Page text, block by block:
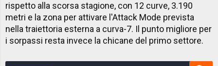
rispetto alla scorsa stagione, con 12 curve, 3.190
metri e la zona per attivare l'Attack Mode prevista
nella traiettoria esterna a curva-7. Il punto migliore per
i sorpassi resta invece la chicane del primo settore.